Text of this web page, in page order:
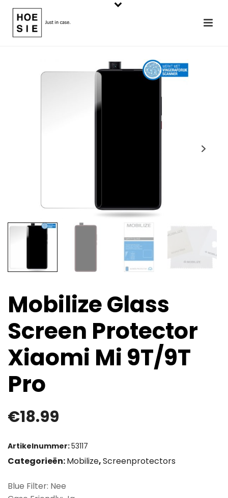
Mobilize Glass
Screen Protector
Xiaomi Mi 9T/9T
Pro
€18.99
Artikelnummer:53117
Categorieën:Mobilize,Screenprotectors
Blue Filter: Nee